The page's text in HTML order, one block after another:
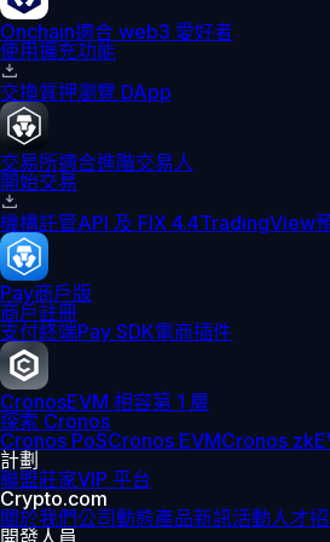
Onchain適合 web3 愛好者
使用擴充功能
交換質押瀏覽 DApp
交易所適合進階交易人
開始交易
機構託管API 及 FIX 4.4TradingView
Pay商戶版
商戶註冊
支付終端Pay SDK電商插件
CronosEVM 相容第 1 層
探索 Cronos
Cronos PoSCronos EVMCronos
計劃
聯盟莊家VIP 平台
Crypto.com
關於我們公司動態產品新訊活動人才
開發人員